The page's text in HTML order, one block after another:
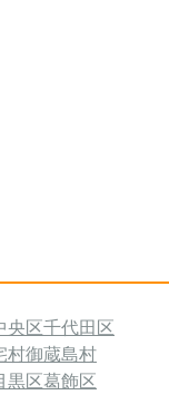
央区千代田区
村御蔵島村
黒区葛飾区